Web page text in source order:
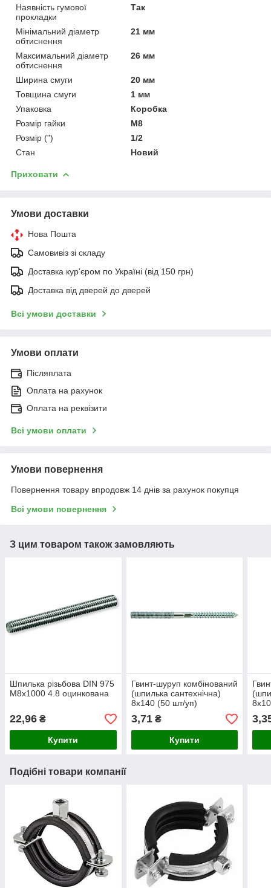
Наявність гумової
прокладки
Так
Мінімальний діаметр
обтиснення
21 мм
Максимальний діаметр
обтиснення
26 мм
Ширина смуги
20 мм
Товщина смуги
1 мм
Упаковка
Коробка
Розмір гайки
М8
Розмір (")
1/2
Стан
Новий
Приховати
Умови доставки
Нова Пошта
Самовивіз зі складу
Доставка кур'єром по Україні (від 150 грн)
Доставка від дверей до дверей
Всі умови доставки
Умови оплати
Післяплата
Оплата на рахунок
Оплата на реквізити
Всі умови оплати
Умови повернення
Повернення товару впродовж 14 днів за рахунок покупця
Всі умови повернення
З цим товаром також замовляють
Шпилька різьбова DIN 975
М8х1000 4.8 оцинкована
22,96 ₴
Купити
Гвинт-шуруп комбінований
(шпилька сантехнічна)
8х140 (50 шт/уп)
3,71₴
Купити
Подібні товари компанії